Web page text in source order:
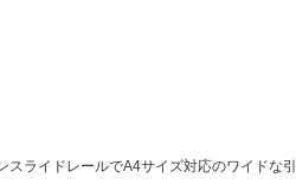
ライドレールでA4サイズ対応のワイドな引